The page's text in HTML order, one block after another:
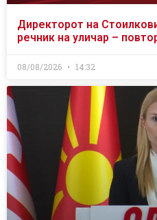
Директорот на
речник на уличар –
08/08/2026 14:32